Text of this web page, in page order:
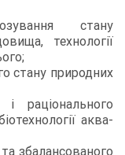
стану
технології
стану природних
раціонального
аква-
збалансованого